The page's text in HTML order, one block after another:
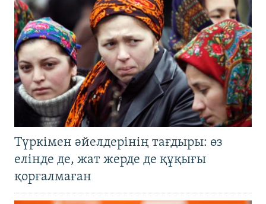
Түркімен әйелдерінің тағдыры: өз
елінде де, жат жерде де құқығы
қорғалмаған